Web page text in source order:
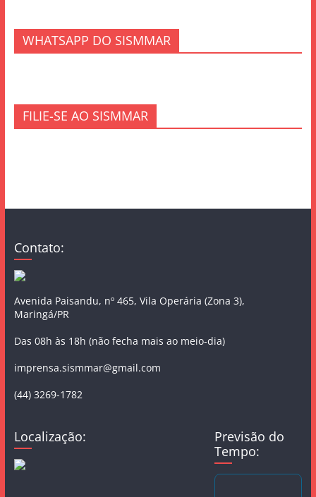
WHATSAPP DO SISMMAR
FILIE-SE AO SISMMAR
Contato:
Avenida Paisandu, nº 465, Vila Operária (Zona 3),
Maringá/PR
Das 08h às 18h (não fecha mais ao meio-dia)
imprensa.sismmar@gmail.com
(44) 3269-1782
Localização:
Previsão do
Tempo: